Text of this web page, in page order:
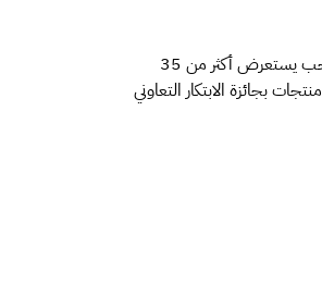
يشار إلى أن أعمال المؤتمر تصاحبها إطلاقات لعدد من المبادرات النوعية، وكذلك معرض مصاحب يستعرض أكثر من 35
منتجا تقنيا محليا ومنتجات تقنية سلاسل الكتل لأكثر من 30 شركة محلية، إضافة إلى تتويج 4 منتجات بجائزة الابتكار التعاوني